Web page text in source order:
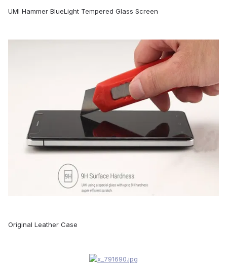
UMI Hammer BlueLight Tempered Glass Screen
Original Leather Case